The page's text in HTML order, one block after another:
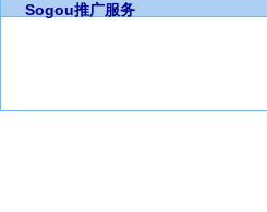
Sogou推广服务